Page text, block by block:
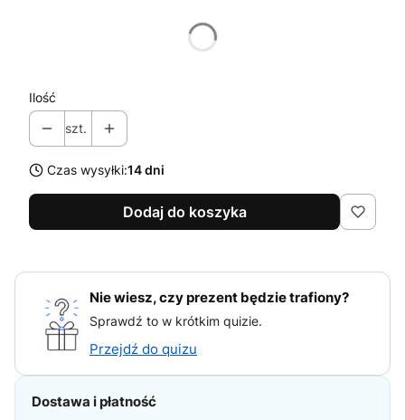
Ilość
szt.
Czas wysyłki:14 dni
Dodaj do koszyka
Nie wiesz, czy prezent będzie trafiony?
Sprawdź to w krótkim quizie.
Przejdź do quizu
Dostawa i płatność